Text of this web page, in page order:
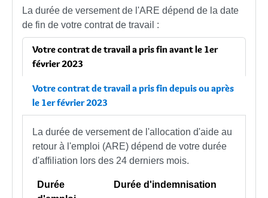
La durée de versement de l'ARE dépend de la date
de fin de votre contrat de travail :
Votre contrat de travail a pris fin avant le 1er
février 2023
Votre contrat de travail a pris fin depuis ou après
le 1er février 2023
La durée de versement de l'allocation d'aide au
retour à l'emploi (ARE) dépend de votre durée
d'affiliation lors des 24 derniers mois.
Durée
Durée d'indemnisation